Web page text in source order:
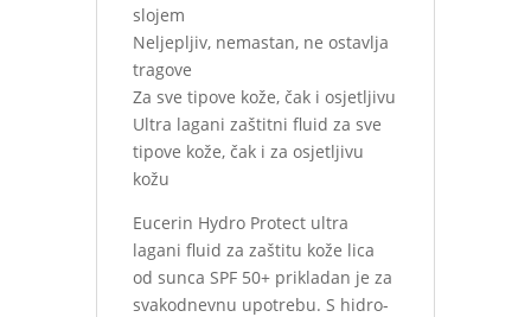
slojem
Neljepljiv, nemastan, ne ostavlja
tragove
Za sve tipove kože, čak i osjetljivu
Ultra lagani zaštitni fluid za sve
tipove kože, čak i za osjetljivu
kožu
Eucerin Hydro Protect ultra
lagani fluid za zaštitu kože lica
od sunca SPF 50+ prikladan je za
svakodnevnu upotrebu. S hidro-